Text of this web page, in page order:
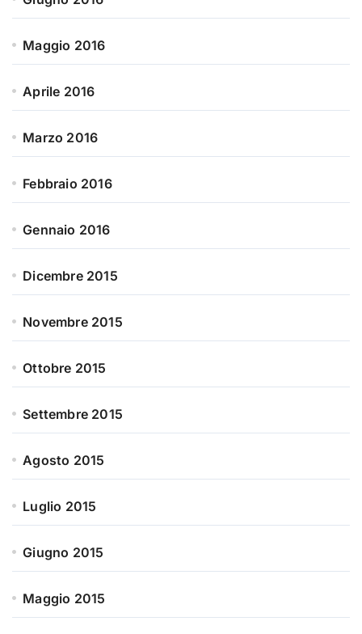
Maggio 2016
Aprile 2016
Marzo 2016
Febbraio 2016
Gennaio 2016
Dicembre 2015
Novembre 2015
Ottobre 2015
Settembre 2015
Agosto 2015
Luglio 2015
Giugno 2015
Maggio 2015